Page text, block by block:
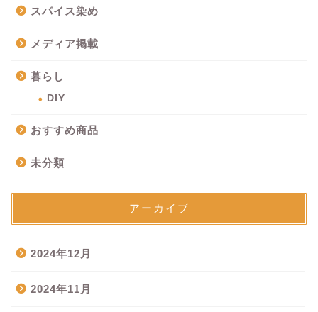
スパイス染め
メディア掲載
暮らし
DIY
おすすめ商品
未分類
アーカイブ
2024年12月
2024年11月